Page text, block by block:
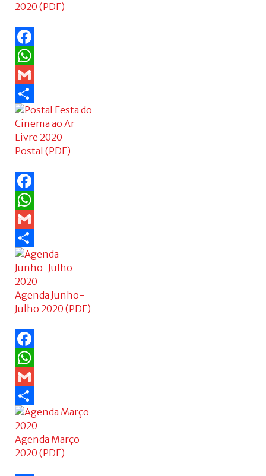
2020 (PDF)
Facebook
WhatsApp
Gmail
Share
Postal (PDF)
Facebook
WhatsApp
Gmail
Share
Agenda Junho-
Julho 2020 (PDF)
Facebook
WhatsApp
Gmail
Share
Agenda Março
2020 (PDF)